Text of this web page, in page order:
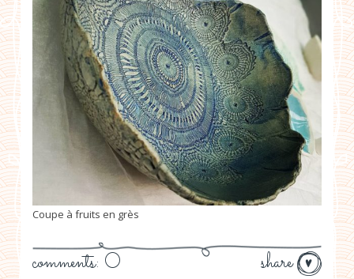
Coupe à fruits en grès
share
comments: 0